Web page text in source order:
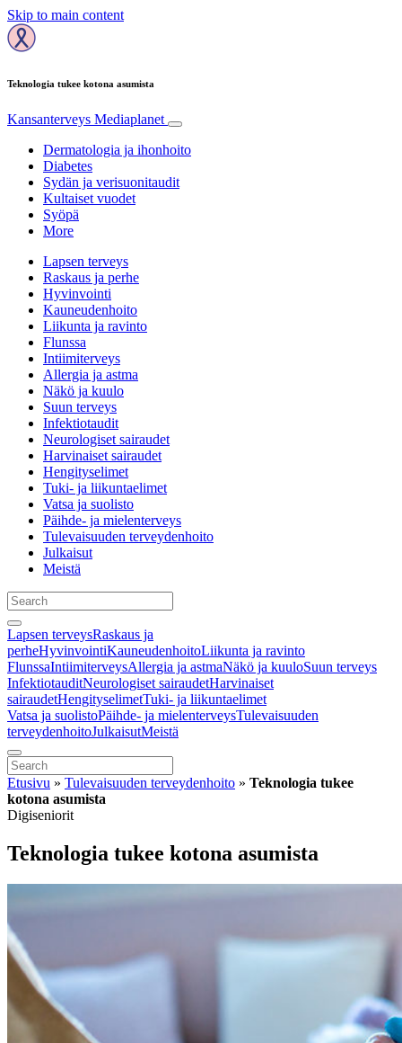
Skip to main content
Teknologia tukee kotona asumista
Kansanterveys Mediaplanet
Dermatologia ja ihonhoito
Diabetes
Sydän ja verisuonitaudit
Kultaiset vuodet
Syöpä
More
Lapsen terveys
Raskaus ja perhe
Hyvinvointi
Kauneudenhoito
Liikunta ja ravinto
Flunssa
Intiimiterveys
Allergia ja astma
Näkö ja kuulo
Suun terveys
Infektiotaudit
Neurologiset sairaudet
Harvinaiset sairaudet
Hengityselimet
Tuki- ja liikuntaelimet
Vatsa ja suolisto
Päihde- ja mielenterveys
Tulevaisuuden terveydenhoito
Julkaisut
Meistä
Lapsen terveysRaskaus ja
perheHyvinvointiKauneudenhoitoLiikunta ja ravinto
FlunssaIntiimiterveysAllergia ja astmaNäkö ja kuuloSuun terveys
InfektiotauditNeurologiset sairaudetHarvinaiset
sairaudetHengityselimetTuki- ja liikuntaelimet
Vatsa ja suolistoPäihde- ja mielenterveysTulevaisuuden
terveydenhoitoJulkaisutMeistä
Etusivu » Tulevaisuuden terveydenhoito » Teknologia tukee
kotona asumista
Digiseniorit
Teknologia tukee kotona asumista